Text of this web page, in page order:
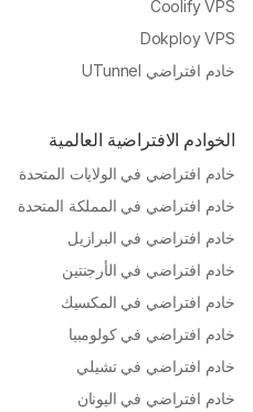
Coolify VPS
Dokploy VPS
خادم افتراضي UTunnel
الخوادم الافتراضية العالمية
خادم افتراضي في الولايات المتحدة
خادم افتراضي في المملكة المتحدة
خادم افتراضي في البرازيل
خادم افتراضي في الأرجنتين
خادم افتراضي في المكسيك
خادم افتراضي في كولومبيا
خادم افتراضي في تشيلي
خادم افتراضي في اليونان